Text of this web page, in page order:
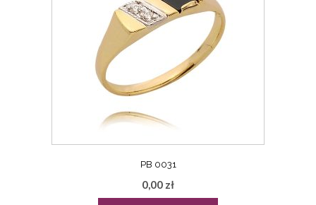
PB 0031
0,00 zł